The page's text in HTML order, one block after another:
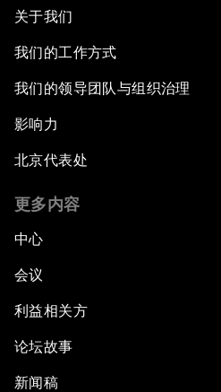
关于我们
我们的工作方式
我们的领导团队与组织治理
影响力
北京代表处
更多内容
中心
会议
利益相关方
论坛故事
新闻稿